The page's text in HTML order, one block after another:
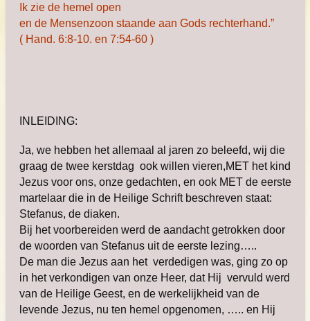
Ik zie de hemel open
en de Mensenzoon staande aan Gods rechterhand.”
( Hand. 6:8-10. en 7:54-60 )
INLEIDING:
Ja, we hebben het allemaal al jaren zo beleefd, wij die
graag de twee kerstdag ook willen vieren,MET het kind
Jezus voor ons, onze gedachten, en ook MET de eerste
martelaar die in de Heilige Schrift beschreven staat:
Stefanus, de diaken.
Bij het voorbereiden werd de aandacht getrokken door
de woorden van Stefanus uit de eerste lezing…..
De man die Jezus aan het verdedigen was, ging zo op
in het verkondigen van onze Heer, dat Hij vervuld werd
van de Heilige Geest, en de werkelijkheid van de
levende Jezus, nu ten hemel opgenomen, ….. en Hij